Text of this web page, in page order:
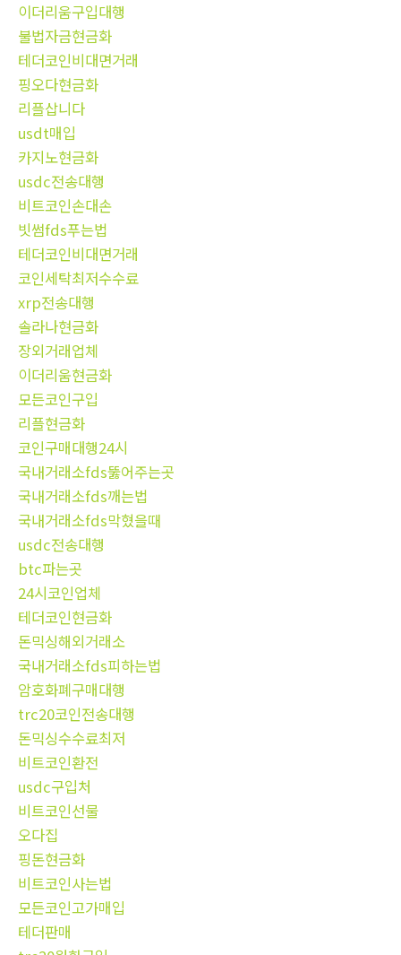
이더리움구입대행
불법자금현금화
테더코인비대면거래
핑오다현금화
리플삽니다
usdt매입
카지노현금화
usdc전송대행
비트코인손대손
빗썸fds푸는법
테더코인비대면거래
코인세탁최저수수료
xrp전송대행
솔라나현금화
장외거래업체
이더리움현금화
모든코인구입
리플현금화
코인구매대행24시
국내거래소fds뚫어주는곳
국내거래소fds깨는법
국내거래소fds막혔을때
usdc전송대행
btc파는곳
24시코인업체
테더코인현금화
돈믹싱해외거래소
국내거래소fds피하는법
암호화폐구매대행
trc20코인전송대행
돈믹싱수수료최저
비트코인환전
usdc구입처
비트코인선물
오다집
핑돈현금화
비트코인사는법
모든코인고가매입
테더판매